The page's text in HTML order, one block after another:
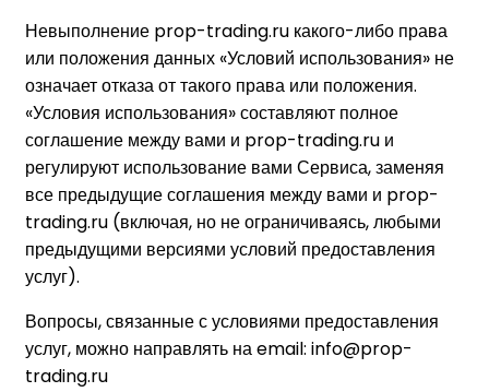
Невыполнение prop-trading.ru какого-либо права
или положения данных «Условий использования» не
означает отказа от такого права или положения.
«Условия использования» составляют полное
соглашение между вами и prop-trading.ru и
регулируют использование вами Сервиса, заменяя
все предыдущие соглашения между вами и prop-
trading.ru (включая, но не ограничиваясь, любыми
предыдущими версиями условий предоставления
услуг).
Вопросы, связанные с условиями предоставления
услуг, можно направлять на email: info@prop-
trading.ru